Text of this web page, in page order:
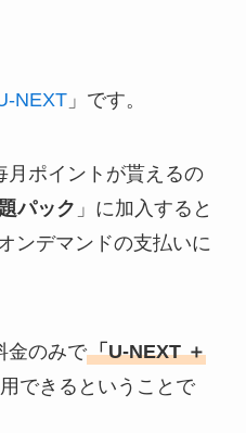
NEXT」です。
月ポイントが貰えるの
パック 」に加入すると
ンデマンドの支払いに
金のみで「U-NEXT ＋
できるということで